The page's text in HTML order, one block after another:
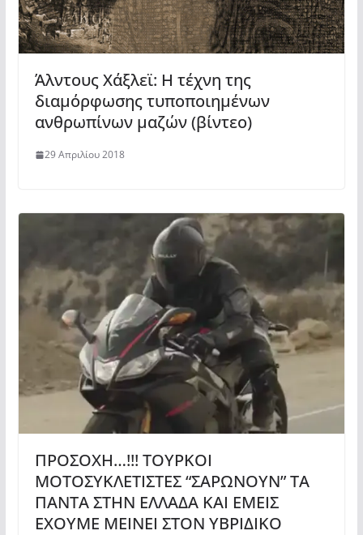
Άλντους Χάξλεϊ: Η τέχνη της
διαμόρφωσης τυποποιημένων
ανθρωπίνων μαζών (βίντεο)
29 Απριλίου 2018
ΠΡΟΣΟΧΗ…!!! ΤΟΥΡΚΟΙ
ΜΟΤΟΣΥΚΛΕΤΙΣΤΕΣ “ΣΑΡΩΝΟΥΝ” ΤΑ
ΠΑΝΤΑ ΣΤΗΝ ΕΛΛΑΔΑ ΚΑΙ ΕΜΕΙΣ
ΕΧΟΥΜΕ ΜΕΙΝΕΙ ΣΤΟΝ ΥΒΡΙΔΙΚΟ